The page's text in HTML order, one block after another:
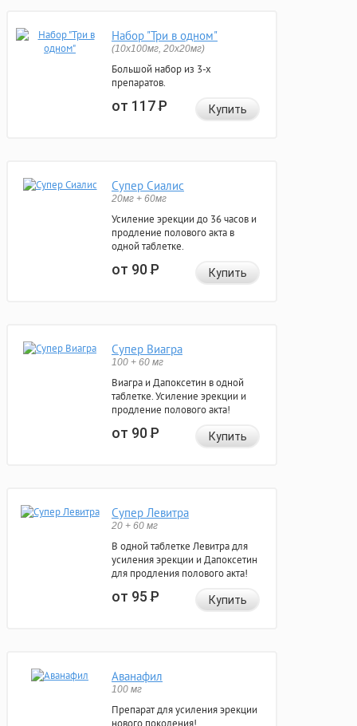
Набор "Три в одном"
(10x100мг, 20x20мг)
Большой набор из 3-х
препаратов.
от 117Р Купить
Супер Сиалис
20мг + 60мг
Усиление эрекции до 36 часов и
продление полового акта в
одной таблетке.
от 90Р Купить
Супер Виагра
100 + 60 мг
Виагра и Дапоксетин в одной
таблетке. Усиление эрекции и
продление полового акта!
от 90Р Купить
Супер Левитра
20 + 60 мг
В одной таблетке Левитра для
усиления эрекции и Дапоксетин
для продления полового акта!
от 95Р Купить
Аванафил
100 мг
Препарат для усиления эрекции